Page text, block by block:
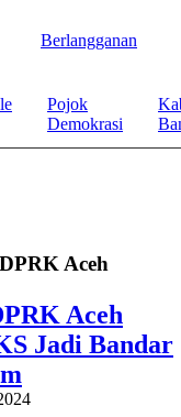
Berlangganan
Pojok
Demokrasi
DPRK Aceh
Aceh
Jadi Bandar